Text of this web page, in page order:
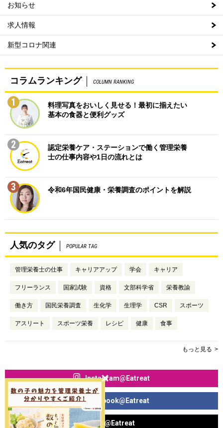
お知らせ
求人情報
新型コロナ関連
コラムランキング COLUMN RANKING
1
料理写真をおいしく見せる！最初に揃えたい
基本の食器と便利グッズ
2
認定栄養ケア・ステーションで働く管理栄養
士の仕事内容や1日の流れとは
3 令和6年国民健康・栄養調査のポイントを解説
人気のタグ POPULAR TAG
管理栄養士の仕事 キャリアアップ 学会 キャリア
フリーランス 国家試験 資格 文部科学省 栄養教諭
働き方 国民栄養調査 生化学 生理学 CSR スポーツ
アスリート スポーツ栄養 レシピ 健康 食事
もっと見る
Instagram@Eatreat
Facebook@Eatreat
X@Eatreat